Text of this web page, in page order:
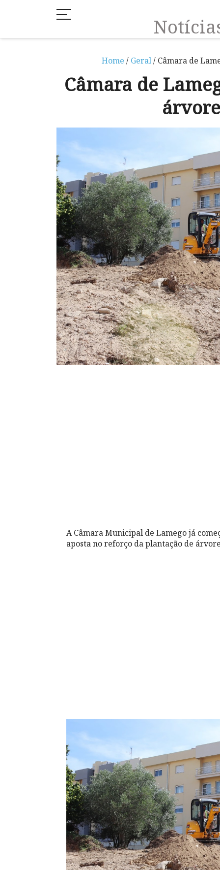
Home / Geral/ Câmara de
Câmara de
A Câmara Municipal de Lamego já
aposta no reforço da plantação de